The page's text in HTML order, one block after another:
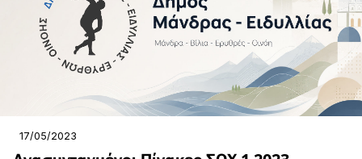
17/05/2023